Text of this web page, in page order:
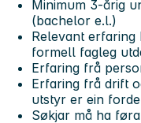
Minimum 3-årig
(bachelor e.l.)
Relevant
formell fagleg
Erfaring frå
Erfaring frå drift
utstyr er ein
Søkjar må ha